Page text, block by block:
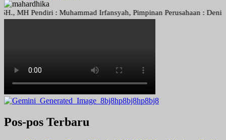
Pendiri : Muhammad Irfansyah, Pimpinan Perusahaan : Deni
Pos-pos Terbaru